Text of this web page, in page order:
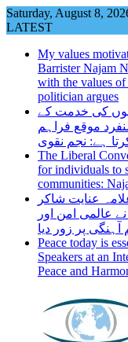
Skip
to
Saturday, August 8,
LATEST
My values
Barrister Najam
with the values
politician argues
برادریوں کی خدمت کے
موقع فراہم
ہے: نجم نقوی
The Liberal
for individuals to
communities:
عنایت شاکر
عالمی امن اور
آہنگی پر زور دیا
Peace today is
Speakers at an
Peace and